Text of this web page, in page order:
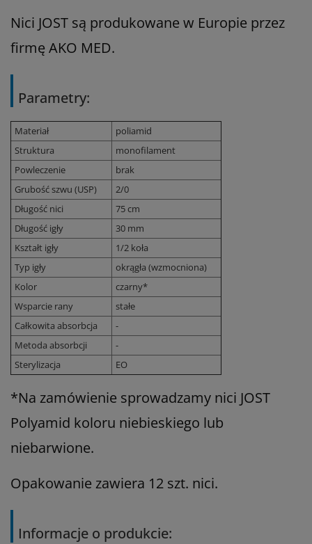
Nici JOST są produkowane w Europie przez
firmę AKO MED.
Parametry:
Materiał
poliamid
Struktura
monofilament
Powleczenie
brak
Grubość szwu (USP)
2/0
Długość nici
75 cm
Długość igły
30 mm
Kształt igły
1/2 koła
Typ igły
okrągła (wzmocniona)
Kolor
czarny*
Wsparcie rany
stałe
Całkowita absorbcja
-
Metoda absorbcji
-
Sterylizacja
EO
*Na zamówienie sprowadzamy nici JOST
Polyamid koloru niebieskiego lub
niebarwione.
Opakowanie zawiera 12 szt. nici.
Informacje o produkcie: